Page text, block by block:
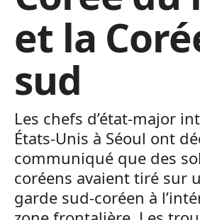
et la
sud
Les chefs d’état-major
États-Unis à Séoul ont
communiqué que des
coréens avaient tiré sur
garde sud-coréen à